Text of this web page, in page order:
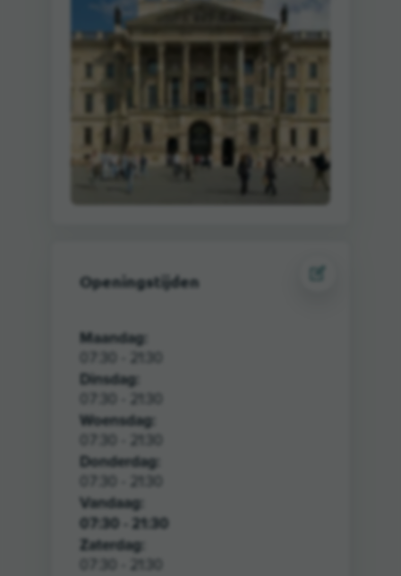
Openingstijden
Maandag:
Dinsdag:
Woensdag:
Donderdag:
Vandaag:
07:30 - 21:30
Zaterdag: